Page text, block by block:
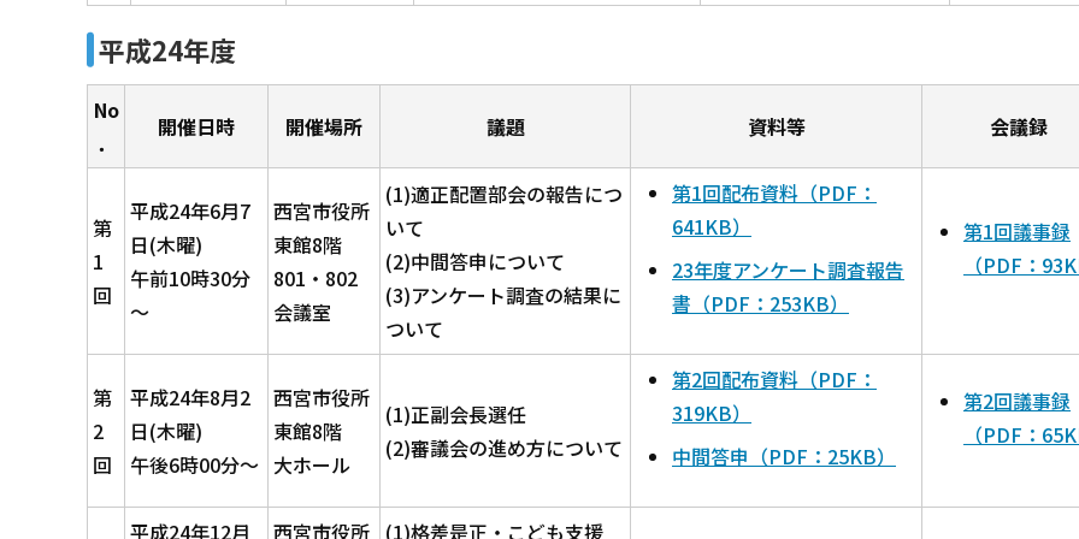
平成24年度
No
．
開催日時 開催場所 議題 資料等 会議録
第
1
回
平成24年6月7
日(木曜)
午前10時30分
～
西宮市役所
東館8階
801・802
会議室
(1)適正配置部会の報告につ
いて
(2)中間答申について
(3)アンケート調査の結果に
ついて
第1回配布資料（PDF：
641KB）
23年度アンケート調査報告
書（PDF：253KB）
第1回議事録
（PDF：
第
2
回
平成24年8月2
日(木曜)
午後6時00分～
西宮市役所
東館8階
大ホール
(1)正副会長選任
(2)審議会の進め方について
第2回配布資料（PDF：
319KB）
中間答申（PDF：25KB）
第2回議事録
（PDF：
平成24年12月 西宮市役所 (1)格差是正・こども支援